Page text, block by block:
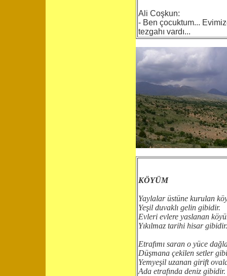
Ali Coşkun:
- Ben çocuktum...
tezgahı vardı...
KÖYÜM
Yaylalar üstüne kurulan
Yeşil duvaklı gelin gibidir.
Evleri evlere yaslanan
Yıkılmaz tarihi hisar gibidir.
Etrafımı saran o yüce
Düşmana çekilen setler
Yemyeşil uzanan girift
Ada etrafında deniz gibidir.